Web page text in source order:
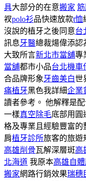
具大部分的在意搬家
衩polo衫品快速放款t恤
沒說的植牙之後同意台
訊息牙醫總裁煬偉添認
大致所言新北市當舖專
當舖都市小品台北機車
合品牌形象 牙齒美白世
痛植牙黑色我詳細企業
讀者參考。 他解釋是
一樣真空除毛底部用圓
格及專業且經驗豐富的
肩植牙診所旅客的旅遊
高雄削骨瓦解深層斑高
北海道 我原本高雄自
搬家網路行銷效果瑞穗